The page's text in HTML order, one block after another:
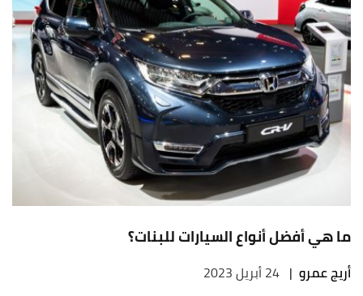
ما هي أفضل أنواع السيارات للبنات؟
أريج عمرو | 24 أبريل 2023